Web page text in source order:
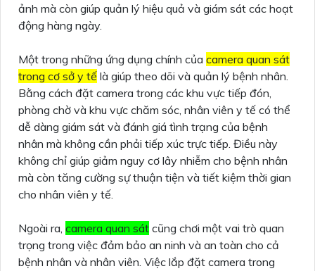
ảnh mà còn giúp quản lý hiệu quả và giám sát các hoạt
động hàng ngày.
Một trong những ứng dụng chính của camera quan sát
trong cơ sở y tế là giúp theo dõi và quản lý bệnh nhân.
Bằng cách đặt camera trong các khu vực tiếp đón,
phòng chờ và khu vực chăm sóc, nhân viên y tế có thể
dễ dàng giám sát và đánh giá tình trạng của bệnh
nhân mà không cần phải tiếp xúc trực tiếp. Điều này
không chỉ giúp giảm nguy cơ lây nhiễm cho bệnh nhân
mà còn tăng cường sự thuận tiện và tiết kiệm thời gian
cho nhân viên y tế.
Ngoài ra, camera quan sát cũng chơi một vai trò quan
trọng trong việc đảm bảo an ninh và an toàn cho cả
bệnh nhân và nhân viên. Việc lắp đặt camera trong